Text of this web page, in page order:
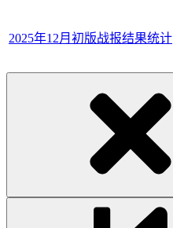
2025年12月初版战报结果统计